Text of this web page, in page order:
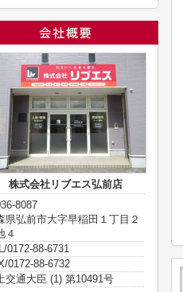
株式会社リブエス弘前店
8087
県弘前市大字早稲田１丁目２
４
0172-88-6731
0172-88-6732
交通大臣 (1) 第10491号